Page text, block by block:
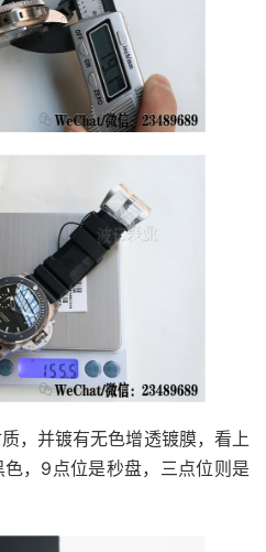
，并镀有无色增透镀膜，看上
，9点位是秒盘，三点位则是